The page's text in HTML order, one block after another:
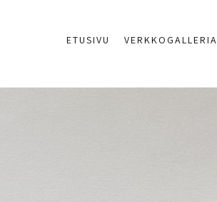
ETUSIVU VERKKOGALLERIA